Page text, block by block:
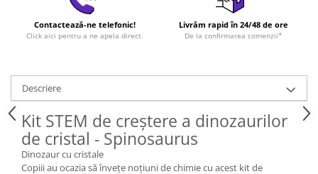
Contactează-ne telefonic!
Click aici pentru a ne apela direct.
Livrăm rapid în 24/48 de ore
De la confirmarea comenzii*
Descriere
Kit STEM de creștere a dinozaurilor
de cristal - Spinosaurus
Dinozaur cu cristale
Copiii au ocazia să învețe noțiuni de chimie cu acest kit de